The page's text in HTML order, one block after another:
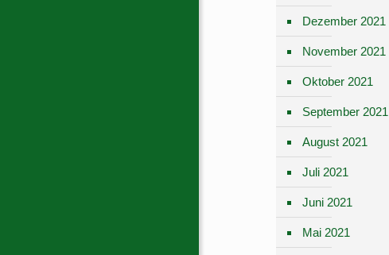
Dezember 2021
November 2021
Oktober 2021
September 2021
August 2021
Juli 2021
Juni 2021
Mai 2021